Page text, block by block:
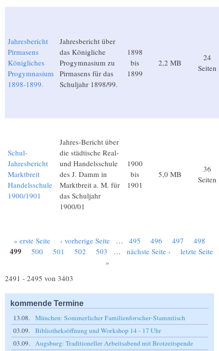
Jahresbericht
Pirmasens
Königliches
Progymnasium
1898-1899.
Jahresbericht über
das Königliche
Progymnasium zu
Pirmasens für das
Schuljahr 1898/99.
1898
bis
1899
2,2 MB
24
Seiten
Schul-
Jahresbericht
Marktbreit
Handelsschule
1900/1901
Jahres-Bericht über
die städtische Real-
und Handelsschule
des J. Damm in
Marktbreit a. M. für
das Schuljahr
1900/01
1900
bis
1901
5,0 MB
36
Seiten
Seiten
« erste Seite ‹ vorherige Seite … 495 496 497 498
499 500 501 502 503 … nächste Seite ›
letzte Seite
»
2491 - 2495 von 3403
kommende Termine
13.08.
München: Sommerlicher Familienforscher-Stammtisch
03.09.
Bibliotheksöffnung und Workshop 14 - 17 Uhr
03.09.
Augsburg: Traditioneller Arbeitsabend mit Brotzeitspende